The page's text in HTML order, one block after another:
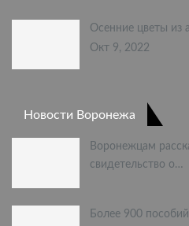
Осенние цветы из
Окт 9, 2022
Новости Воронежа
Воронежцам
свидетельство о…
Более 900